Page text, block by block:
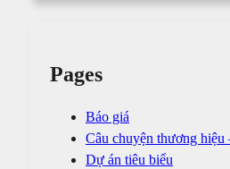
Pages
Báo giá
Câu chuyện thương
Dự án tiêu biểu